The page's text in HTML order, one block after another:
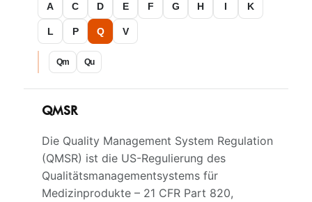
A C D E F G H I K
L P Q V
Qm Qu
QMSR
Die Quality Management System Regulation
(QMSR) ist die US-Regulierung des
Qualitätsmanagementsystems für
Medizinprodukte – 21 CFR Part 820,